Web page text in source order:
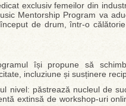
exclusiv femeilor din
Mentorship Program va
de drum, într-o
își propune să
incluziune și susținere
nivel: păstrează nucleul de
extinsă de workshop-uri